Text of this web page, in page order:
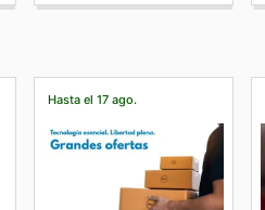
Hasta el 17 ago.